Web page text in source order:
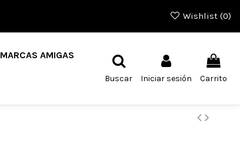
Wishlist (0)
MARCAS AMIGAS
Buscar Iniciar sesión Carrito